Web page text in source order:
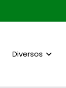
Diversos